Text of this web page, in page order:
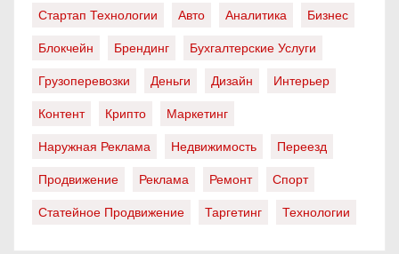
Стартап Технологии
Авто Аналитика
Бизнес
Блокчейн
Брендинг
Бухгалтерские Услуги
Грузоперевозки
Деньги Дизайн
Интерьер
Контент
Крипто
Маркетинг
Наружная Реклама
Недвижимость
Переезд
Продвижение
Реклама Ремонт
Спорт
Статейное Продвижение
Таргетинг Технологии